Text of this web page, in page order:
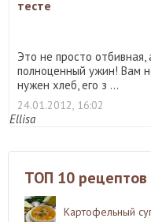
тесте
Это не просто отбивная,
полноценный ужин! Вам
нужен хлеб, его з ...
24.01.2012, 16:02
Ellisa
ТОП 10 рецептов
Картофельный